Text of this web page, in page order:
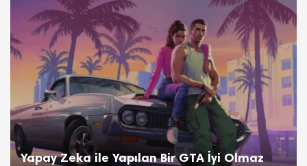
Yapay Zeka ile Yapılan Bir GTA İyi Olmaz